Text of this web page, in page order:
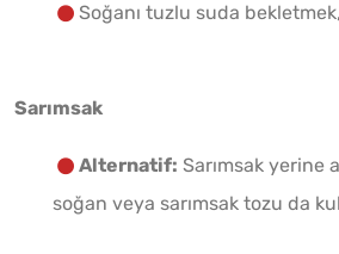
Soğanı tuzlu suda bekletmek,
Sarımsak
Alternatif: Sarımsak yerine
soğan veya sarımsak tozu da